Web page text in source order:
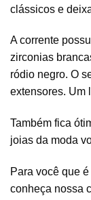
clássicos e
A corrente
zirconias
ródio negro. O
extensores. Um
Também fica
joias da moda
Para você que
conheça nossa